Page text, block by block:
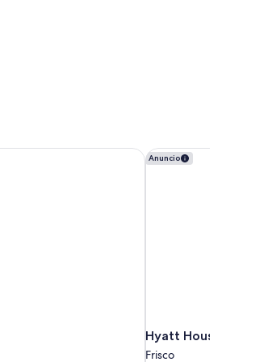
Anuncio
Hyatt House Dallas/
Frisco
Hyatt House Dallas/